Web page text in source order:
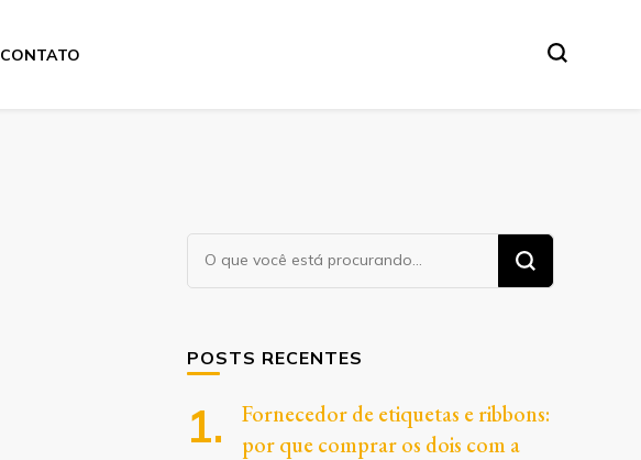
CONTATO
Procurando
algo?
POSTS RECENTES
Fornecedor de etiquetas e ribbons:
por que comprar os dois com a